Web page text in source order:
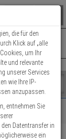
leer.
Fertig
- 14:00 Uhr
HD Artikel
die für den
Klick auf „alle
um Ihr
und relevante
unserer Services
wie Ihre IP-
anzupassen.
entnehmen Sie
Datentransfer in
ein